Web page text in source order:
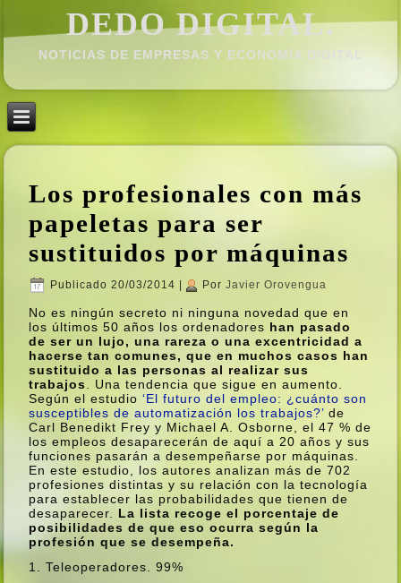
DEDO DIGITAL.
NOTICIAS DE EMPRESAS Y ECONOMÍ­A DIGITAL
Los profesionales con más
papeletas para ser
sustituidos por máquinas
Publicado 20/03/2014 Por Javier Orovengua
No es ningún secreto ni ninguna novedad que en
los últimos 50 años los ordenadores han pasado
de ser un lujo, una rareza o una excentricidad a
hacerse tan comunes, que en muchos casos han
sustituido a las personas al realizar sus
trabajos . Una tendencia que sigue en aumento.
Según el estudio ‘El futuro del empleo: ¿cuánto son
susceptibles de automatización los trabajos?’ de
Carl Benedikt Frey y Michael A. Osborne, el 47 % de
los empleos desaparecerán de aquí­ a 20 años y sus
funciones pasarán a desempeñarse por máquinas.
En este estudio, los autores analizan más de 702
profesiones distintas y su relación con la tecnologí­a
para establecer las probabilidades que tienen de
desaparecer. La lista recoge el porcentaje de
posibilidades de que eso ocurra según la
profesión que se desempeña.
1. Teleoperadores. 99%